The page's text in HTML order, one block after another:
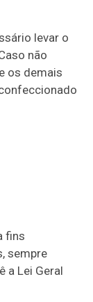
levar o
não
os demais
fins
sempre
a Lei Geral